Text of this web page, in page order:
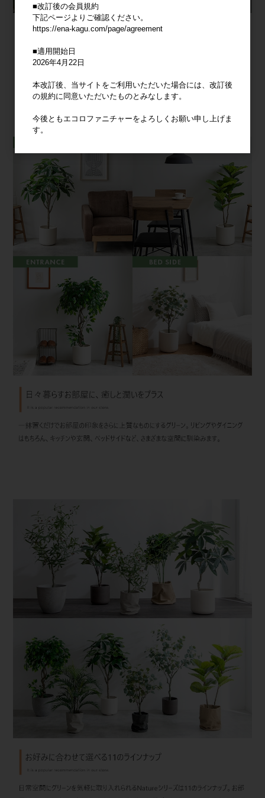
■改訂後の会員規約
下記ページよりご確認ください。
https://ena-kagu.com/page/agreement
■適用開始日
2026年4月22日
本改訂後、当サイトをご利用いただいた場合には、改訂後
の規約に同意いただいたものとみなします。
今後ともエコロファニチャーをよろしくお願い申し上げま
す。